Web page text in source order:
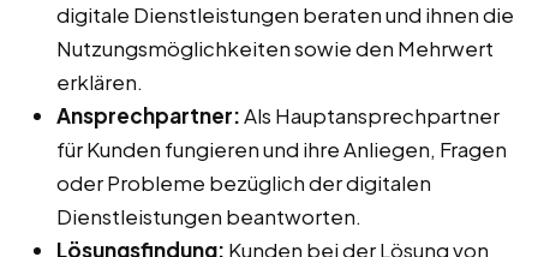
digitale Dienstleistungen beraten und ihnen die
Nutzungsmöglichkeiten sowie den Mehrwert
erklären.
Ansprechpartner:Als Hauptansprechpartner
für Kunden fungieren und ihre Anliegen, Fragen
oder Probleme bezüglich der digitalen
Dienstleistungen beantworten.
Lösungsfindung: Kunden bei der Lösung von